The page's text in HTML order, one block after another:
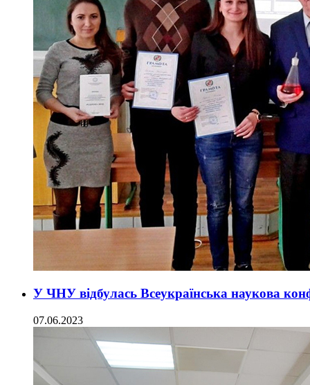
У ЧНУ відбулась Всеукраїнська наукова
07.06.2023